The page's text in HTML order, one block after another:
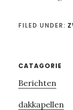
FILED UNDER:
Primary
Sidebar
CATAGORIE
Berichten
dakkapellen